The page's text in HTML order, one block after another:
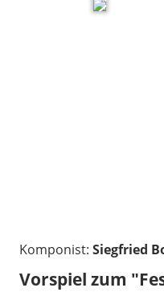
Komponist: Siegfried
Vorspiel zum